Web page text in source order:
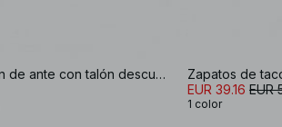
Zapatos de tacón de ante con talón descubierto
Zapatos de
EUR 39.16 EUR
1 color